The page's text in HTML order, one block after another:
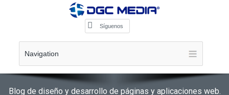
Síguenos
Navigation
Blog de diseño y desarrollo de páginas y aplicaciones web.